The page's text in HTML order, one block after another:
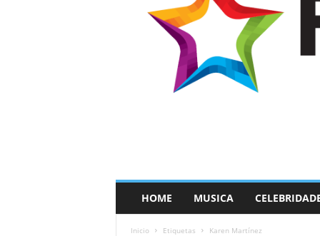
a
HOME MUSICA
Inicio Etiquetas Karen Martínez